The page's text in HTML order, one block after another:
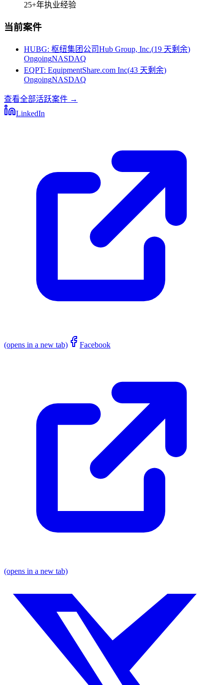
25+年执业经验
当前案件
HUBG: 枢纽集团公司Hub Group, Inc.(19 天剩余)
OngoingNASDAQ
EQPT: EquipmentShare.com Inc(43 天剩余)
OngoingNASDAQ
查看全部活跃案件 →
LinkedIn
(opens in a new tab) Facebook
(opens in a new tab)